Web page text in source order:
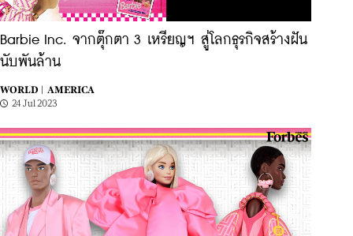
Barbie Inc. จากตุ๊กตา 3 เหรียญฯ สู่โลกธุรกิจสร้างฝัน
นับพันล้าน
WORLD |
AMERICA
24 Jul 2023